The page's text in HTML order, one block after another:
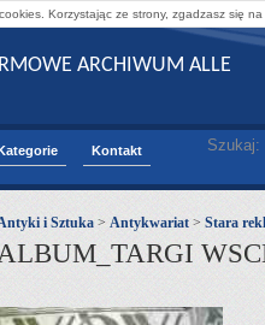
Korzystając ze strony, zgadzasz się
ARCHIWUM ALLE
Kontakt Szukaj:
i Sztuka > Antykwariat > Stara